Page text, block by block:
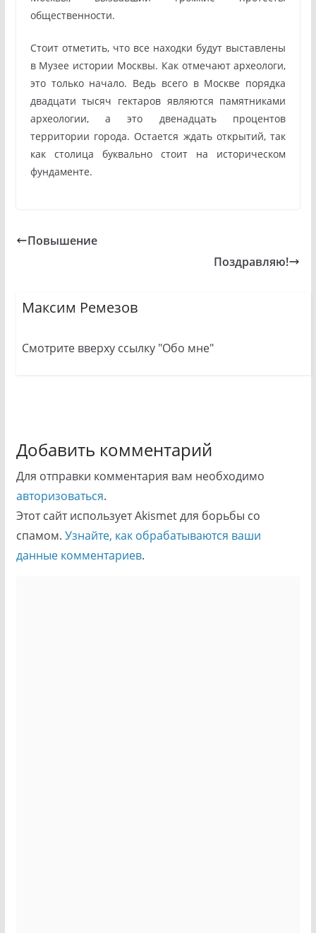
общественности.
Стоит отметить, что все находки будут выставлены
в Музее истории Москвы. Как отмечают археологи,
это только начало. Ведь всего в Москве порядка
двадцати тысяч гектаров являются памятниками
археологии, а это двенадцать процентов
территории города. Остается ждать открытий, так
как столица буквально стоит на историческом
фундаменте.
Повышение
Поздравляю!
Максим Ремезов
Смотрите вверху ссылку "Обо мне"
Добавить комментарий
Для отправки комментария вам необходимо
авторизоваться.
Этот сайт использует Akismet для борьбы со
спамом. Узнайте, как обрабатываются ваши
данные комментариев.